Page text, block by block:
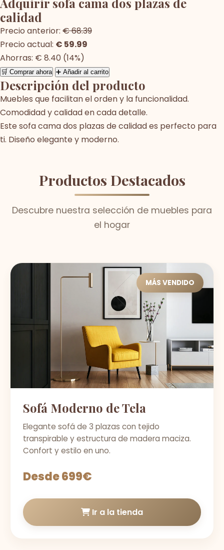
calidad
Precio anterior: € 68.39
Precio actual: € 59.99
Ahorras: € 8.40 (14%)
🛒 Comprar ahora ➕ Añadir al carrito
Descripción del producto
Muebles que facilitan el orden y la funcionalidad.
Comodidad y calidad en cada detalle.
Este sofa cama dos plazas de calidad es perfecto para
ti. Diseño elegante y moderno.
Productos Destacados
Descubre nuestra selección de muebles para
el hogar
MÁS VENDIDO
Sofá Moderno de Tela
Elegante sofá de 3 plazas con tejido
transpirable y estructura de madera maciza.
Confort y estilo en uno.
Desde 699€
Ir a la tienda